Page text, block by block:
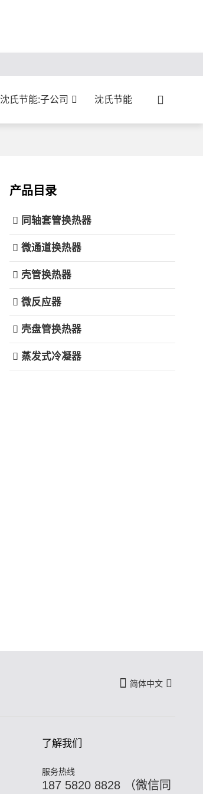
沈氏节能:子公司 沈氏节能
产品目录
同轴套管换热器
微通道换热器
壳管换热器
微反应器
壳盘管换热器
蒸发式冷凝器
简体中文
了解我们
服务热线
187 5820 8828 （微信同